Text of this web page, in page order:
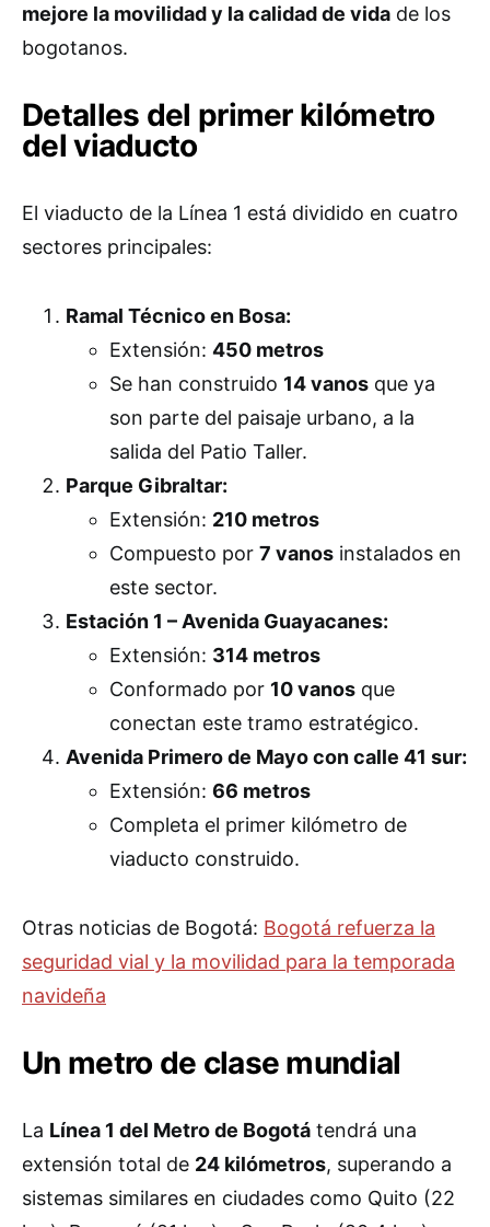
mejore la movilidad y la calidad de vida de los
bogotanos.
Detalles del primer kilómetro
del viaducto
El viaducto de la Línea 1 está dividido en cuatro
sectores principales:
Ramal Técnico en Bosa:
Extensión: 450 metros
Se han construido 14 vanos que ya
son parte del paisaje urbano, a la
salida del Patio Taller.
Parque Gibraltar:
Extensión: 210 metros
Compuesto por 7 vanos instalados en
este sector.
Estación 1 – Avenida Guayacanes:
Extensión: 314 metros
Conformado por 10 vanos que
conectan este tramo estratégico.
Avenida Primero de Mayo con calle 41 sur:
Extensión: 66 metros
Completa el primer kilómetro de
viaducto construido.
Otras noticias de Bogotá: Bogotá refuerza la
seguridad vial y la movilidad para la temporada
navideña
Un metro de clase mundial
La Línea 1 del Metro de Bogotá tendrá una
extensión total de 24 kilómetros, superando a
sistemas similares en ciudades como Quito (22